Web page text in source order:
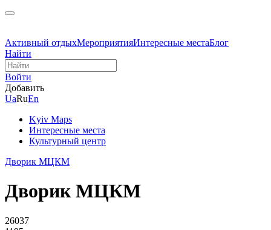
Активный отдыхМероприятияИнтересные местаБлог
Найти
Войти
Добавить
UaRuEn
Kyiv Maps
Интересные места
Культурный центр
Дворик МЦКМ
Дворик МЦКМ
26037